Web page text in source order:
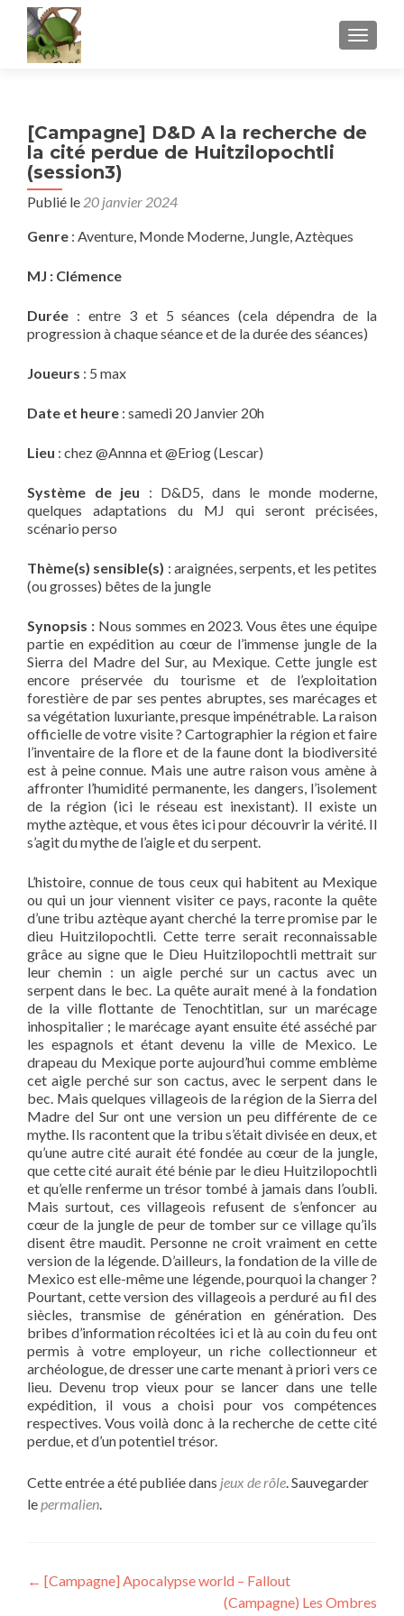
[Campagne] D&D A la recherche de
la cité perdue de Huitzilopochtli
(session3)
Publié le 20 janvier 2024
Genre : Aventure, Monde Moderne, Jungle, Aztèques
MJ : Clémence
Durée : entre 3 et 5 séances (cela dépendra de la
progression à chaque séance et de la durée des séances)
Joueurs : 5 max
Date et heure : samedi 20 Janvier 20h
Lieu : chez @Annna et @Eriog (Lescar)
Système de jeu : D&D5, dans le monde moderne,
quelques adaptations du MJ qui seront précisées,
scénario perso
Thème(s) sensible(s) : araignées, serpents, et les petites
(ou grosses) bêtes de la jungle
Synopsis :Nous sommes en 2023. Vous êtes une équipe
partie en expédition au cœur de l’immense jungle de la
Sierra del Madre del Sur, au Mexique. Cette jungle est
encore préservée du tourisme et de l’exploitation
forestière de par ses pentes abruptes, ses marécages et
sa végétation luxuriante, presque impénétrable. La raison
officielle de votre visite ? Cartographier la région et faire
l’inventaire de la flore et de la faune dont la biodiversité
est à peine connue. Mais une autre raison vous amène à
affronter l’humidité permanente, les dangers, l’isolement
de la région (ici le réseau est inexistant). Il existe un
mythe aztèque, et vous êtes ici pour découvrir la vérité. Il
s’agit du mythe de l’aigle et du serpent.
L’histoire, connue de tous ceux qui habitent au Mexique
ou qui un jour viennent visiter ce pays, raconte la quête
d’une tribu aztèque ayant cherché la terre promise par le
dieu Huitzilopochtli. Cette terre serait reconnaissable
grâce au signe que le Dieu Huitzilopochtli mettrait sur
leur chemin : un aigle perché sur un cactus avec un
serpent dans le bec. La quête aurait mené à la fondation
de la ville flottante de Tenochtitlan, sur un marécage
inhospitalier ; le marécage ayant ensuite été asséché par
les espagnols et étant devenu la ville de Mexico. Le
drapeau du Mexique porte aujourd’hui comme emblème
cet aigle perché sur son cactus, avec le serpent dans le
bec. Mais quelques villageois de la région de la Sierra del
Madre del Sur ont une version un peu différente de ce
mythe. Ils racontent que la tribu s’était divisée en deux, et
qu’une autre cité aurait été fondée au cœur de la jungle,
que cette cité aurait été bénie par le dieu Huitzilopochtli
et qu’elle renferme un trésor tombé à jamais dans l’oubli.
Mais surtout, ces villageois refusent de s’enfoncer au
cœur de la jungle de peur de tomber sur ce village qu’ils
disent être maudit. Personne ne croit vraiment en cette
version de la légende. D’ailleurs, la fondation de la ville de
Mexico est elle-même une légende, pourquoi la changer ?
Pourtant, cette version des villageois a perduré au fil des
siècles, transmise de génération en génération. Des
bribes d’information récoltées ici et là au coin du feu ont
permis à votre employeur, un riche collectionneur et
archéologue, de dresser une carte menant à priori vers ce
lieu. Devenu trop vieux pour se lancer dans une telle
expédition, il vous a choisi pour vos compétences
respectives. Vous voilà donc à la recherche de cette cité
perdue, et d’un potentiel trésor.
Cette entrée a été publiée dans jeux de rôle. Sauvegarder
lepermalien.
Navigation
← [Campagne] Apocalypse world – Fallout
(Campagne) Les Ombres